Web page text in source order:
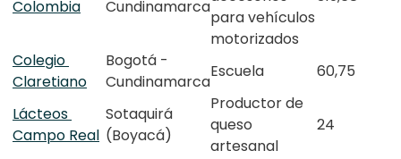
Colombia
Cundinamarca
para vehículos
motorizados
Colegio
Claretiano
Bogotá -
Cundinamarca
Escuela 60,75
Lácteos
Campo Real
Sotaquirá
(Boyacá)
Productor de
queso
artesanal
24